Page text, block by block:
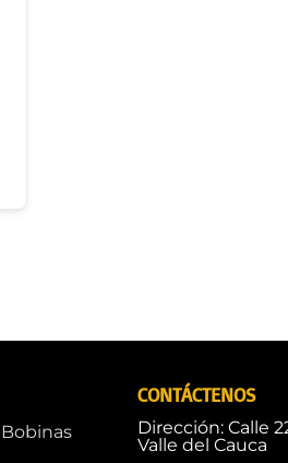
CONTÁCTENOS
Dirección: Calle
Valle del Cauca